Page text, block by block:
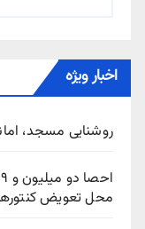
اخبار ویژه
روشنایی مسجد،
محل تعویض